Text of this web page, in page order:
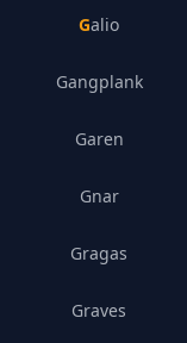
Galio
Gangplank
Garen
Gnar
Gragas
Graves